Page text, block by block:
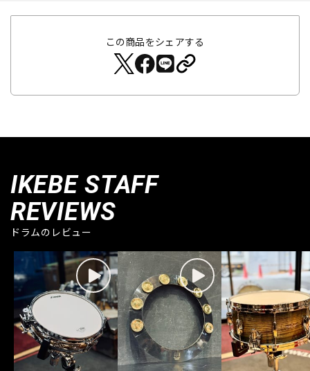
この商品をシェアする
IKEBE STAFF
REVIEWS
ドラムのレビュー